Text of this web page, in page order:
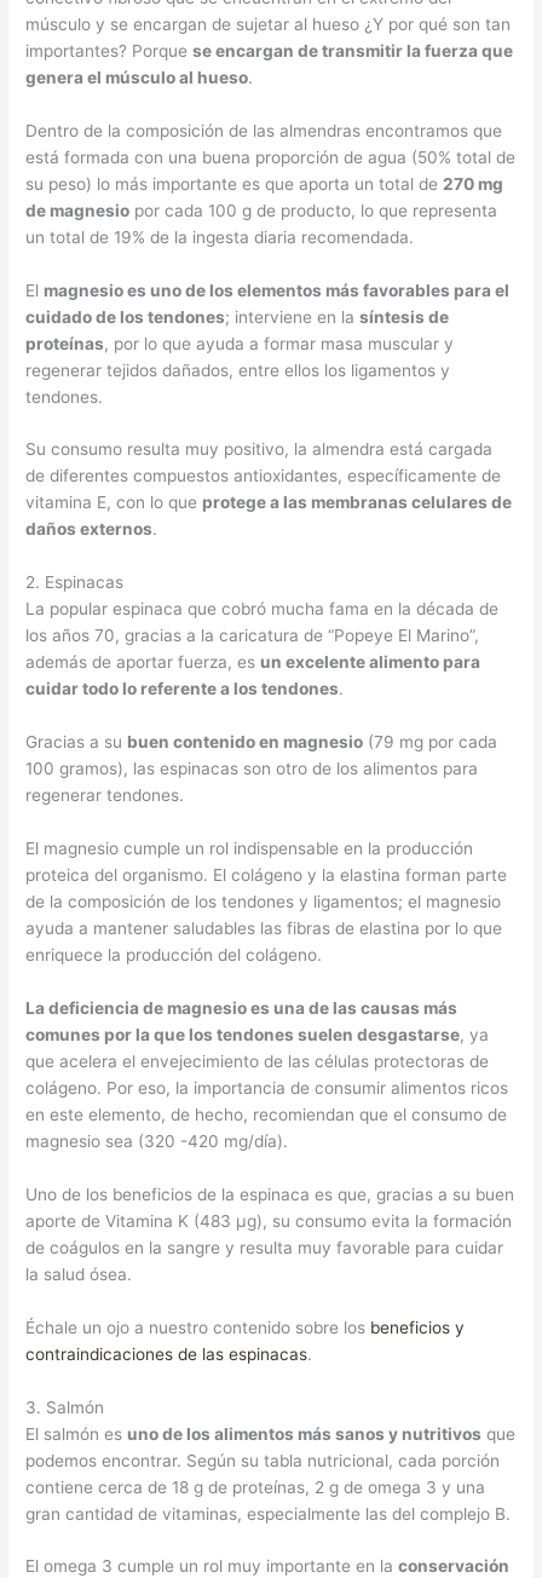
músculo y se encargan de sujetar al hueso ¿Y por qué son tan
importantes? Porquese encargan de transmitir la fuerza que
genera el músculo al hueso.
Dentro de la composición de las almendras encontramos que
está formada con una buena proporción de agua (50% total de
su peso) lo más importante es que aporta un total de 270 mg
de magnesio por cada 100 g de producto, lo que representa
un total de 19% de la ingesta diaria recomendada.
El magnesio es uno de los elementos más favorables para el
cuidado de los tendones; interviene en lasíntesis de
proteínas, por lo que ayuda a formar masa muscular y
regenerar tejidos dañados, entre ellos los ligamentos y
tendones.
Su consumo resulta muy positivo, la almendra está cargada
de diferentes compuestos antioxidantes, específicamente de
vitamina E, con lo que protege a las membranas celulares de
daños externos.
2. Espinacas
La popular espinaca que cobró mucha fama en la década de
los años 70, gracias a la caricatura de “Popeye El Marino”,
además de aportar fuerza, es un excelente alimento para
cuidar todo lo referente a los tendones.
Gracias a su buen contenido en magnesio (79 mg por cada
100 gramos), las espinacas son otro de los alimentos para
regenerar tendones.
El magnesio cumple un rol indispensable en la producción
proteica del organismo. El colágeno y la elastina forman parte
de la composición de los tendones y ligamentos; el magnesio
ayuda a mantener saludables las fibras de elastina por lo que
enriquece la producción del colágeno.
La deficiencia de magnesio es una de las causas más
comunes por la que los tendones suelen desgastarse, ya
que acelera el envejecimiento de las células protectoras de
colágeno. Por eso, la importancia de consumir alimentos ricos
en este elemento, de hecho, recomiendan que el consumo de
magnesio sea (320 -420 mg/día).
Uno de los beneficios de la espinaca es que, gracias a su buen
aporte de Vitamina K (483 μg), su consumo evita la formación
de coágulos en la sangre y resulta muy favorable para cuidar
la salud ósea.
Échale un ojo a nuestro contenido sobre los beneficios y
contraindicaciones de las espinacas.
3. Salmón
El salmón es uno de los alimentos más sanos y nutritivos que
podemos encontrar. Según su tabla nutricional, cada porción
contiene cerca de 18 g de proteínas, 2 g de omega 3 y una
gran cantidad de vitaminas, especialmente las del complejo B.
El omega 3 cumple un rol muy importante en laconservación